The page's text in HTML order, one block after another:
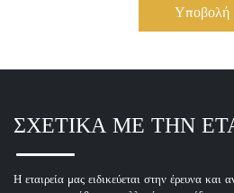
Υποβολή
ΣΧΕΤΙΚΑ ΜΕ ΤΗΝ
Η εταιρεία μας ειδικεύεται στην έρευνα